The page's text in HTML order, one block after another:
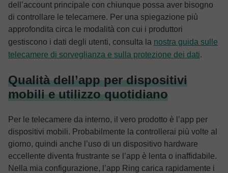
dell’account principale con chiunque possa aver bisogno
di controllare le telecamere. Per una spiegazione più
approfondita circa le modalità con cui i produttori
gestiscono i dati degli utenti, consulta la nostra guida sulle
telecamere di sorveglianza e sulla protezione dei dati.
Qualità dell’app per dispositivi
mobili e utilizzo quotidiano
Per le telecamere da interno, il vero prodotto è l’app per
dispositivi mobili. Probabilmente la controllerai più volte al
giorno, quindi anche l’uso di un dispositivo hardware
eccellente diventa frustrante se l’app è lenta o inaffidabile.
Nella mia configurazione, l’app Ring carica rapidamente i